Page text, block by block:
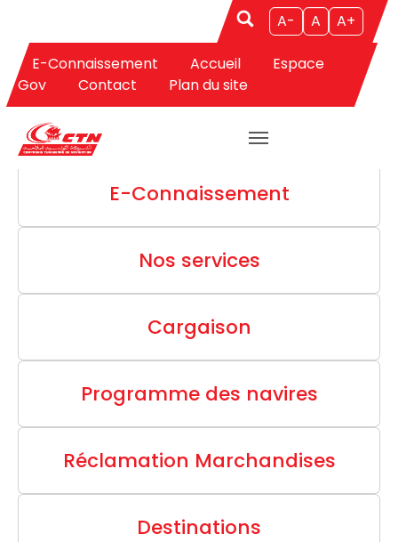
Aller au contenu principal
A- A A+
E-Connaissement Accueil
Espace
Gov
Contact Plan du site
MARCHANDISES
E-Connaissement
Nos services
Cargaison
Programme des navires
Réclamation Marchandises
Destinations